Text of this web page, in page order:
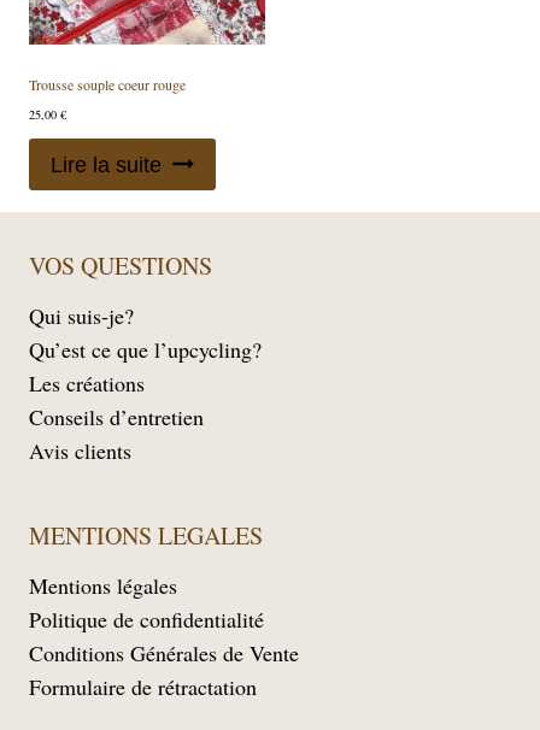
Trousse souple coeur rouge
25,00 €
Lire la suite
VOS QUESTIONS
Qui suis-je?
Qu’est ce que l’upcycling?
Les créations
Conseils d’entretien
Avis clients
MENTIONS LEGALES
Mentions légales
Politique de confidentialité
Conditions Générales de Vente
Formulaire de rétractation